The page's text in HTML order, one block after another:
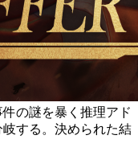
の謎を暴く推理アド
する。決められた結